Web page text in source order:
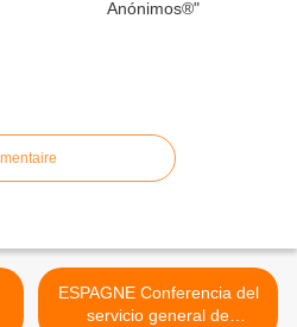
ESPAGNE Conferencia del
servicio general de